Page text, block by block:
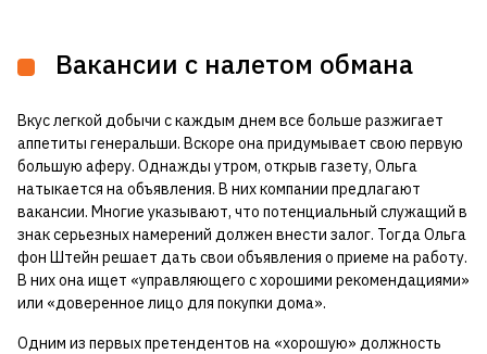
Вакансии с налетом обмана
Вкус легкой добычи с каждым днем все больше разжигает
аппетиты генеральши. Вскоре она придумывает свою первую
большую аферу. Однажды утром, открыв газету, Ольга
натыкается на объявления. В них компании предлагают
вакансии. Многие указывают, что потенциальный служащий в
знак серьезных намерений должен внести залог. Тогда Ольга
фон Штейн решает дать свои объявления о приеме на работу.
В них она ищет «управляющего с хорошими рекомендациями»
или «доверенное лицо для покупки дома».
Одним из первых претендентов на «хорошую» должность